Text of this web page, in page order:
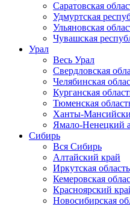
Саратовская
Удмуртская
Ульяновская
Чувашская
Урал
Весь Урал
Свердловская
Челябинская
Курганская
Тюменская
Ханты-
Ямало-Ненецкий
Сибирь
Вся Сибирь
Алтайский край
Иркутская область
Кемеровская
Красноярский
Новосибирская